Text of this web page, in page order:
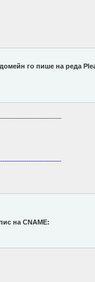
го пише на реда
на CNAME: